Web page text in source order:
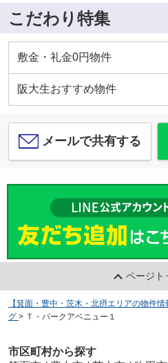
こだわり特集
敷金・礼金0円物件
阪大生おすすめ物件
メールで共有する
ページト
【箕面・豊中・茨木・北摂エリアの物件
グ > Ｔ・パークアベニュー１
市区町村から探す